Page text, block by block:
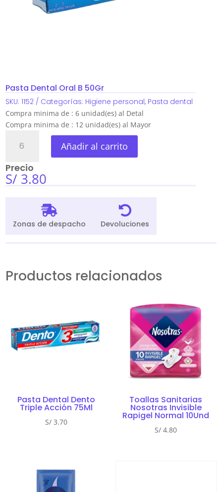
Pasta Dental Oral B 50Gr
SKU: 1152 Categorías: Higiene personal, Pasta dental
Compra minima de : 6 unidad(es) al Detal
Compra minima de : 12 unidad(es) al Mayor
Dental
B
50Gr
Añadir al carrito
Precio
S/ 3.80

Zonas de despacho

Devoluciones
Productos relacionados
Pasta Dental Dento
Triple Acción 75Ml
S/3.70
Toallas Sanitarias
Nosotras Invisible
Rapigel Normal 10Und
S/ 4.80